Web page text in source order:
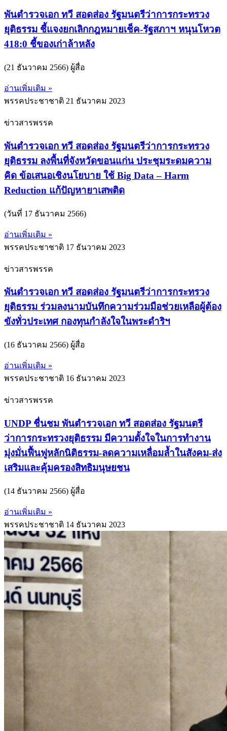
พันตำรวจเอก ทวี สอดส่อง รัฐมนตรีว่าการกระทรวง
ยุติธรรม ชี้แจงยกเลิกกฎหมายเช็ค-รัฐสภาฯ หนุนโหวต
418:0 ชี้ของเก่าล้าหลัง
(21 ธันวาคม 2566) ผู้สื่อ
อ่านเพิ่มเติม »
พรรคประชาชาติ 21 ธันวาคม 2023
ข่าวสารพรรค
พันตำรวจเอก ทวี สอดส่อง รัฐมนตรีว่าการกระทรวง
ยุติธรรม ลงพื้นที่จังหวัดขอนแก่น ประชุมระดมความ
คิด ข้อเสนอเชิงนโยบาย ใช้ Big Data – Harm
Reduction แก้ปัญหายาเสพติด
(วันที่ 17 ธันวาคม 2566)
อ่านเพิ่มเติม »
พรรคประชาชาติ 17 ธันวาคม 2023
ข่าวสารพรรค
พันตำรวจเอก ทวี สอดส่อง รัฐมนตรีว่าการกระทรวง
ยุติธรรม ร่วมลงนามบันทึกความร่วมมือช่วยเหลือผู้ต้อง
ขังทั่วประเทศ กองทุนกำลังใจในพระดำริฯ
(16 ธันวาคม 2566) ผู้สื่อ
อ่านเพิ่มเติม »
พรรคประชาชาติ 16 ธันวาคม 2023
ข่าวสารพรรค
UNDP ชื่นชม พันตำรวจเอก ทวี สอดส่อง รัฐมนตรี
ว่าการกระทรวงยุติธรรม มีความตั้งใจในการทำงาน
มุ่งมั่นฟื้นฟูหลักนิติธรรม-ลดความเหลื่อมล้ำในสังคม-ส่ง
เสริมและคุ้มครองสิทธิมนุษยชน
(14 ธันวาคม 2566) ผู้สื่อ
อ่านเพิ่มเติม »
พรรคประชาชาติ 14 ธันวาคม 2023